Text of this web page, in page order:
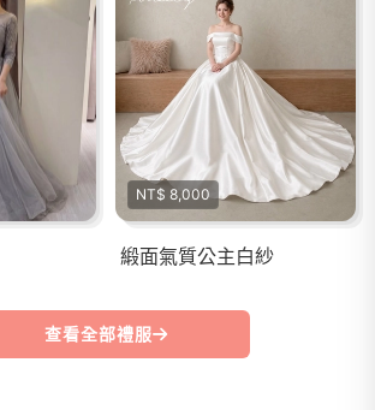
NT$ 8,000
緞面氣質公主白紗
查看全部禮服